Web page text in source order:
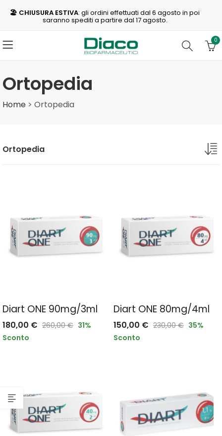
0
Ortopedia
Home > Ortopedia
Ortopedia
Diart ONE 90mg/3ml
180,00 € 260,00€ 31%
Sconto
Diart ONE 80mg/4ml
150,00 € 230,00€ 35%
Sconto
🏖️ CHIUSURA ESTIVA: gli ordini effettuati dal 6 agosto in poi
saranno spediti a partire dal 17 agosto.